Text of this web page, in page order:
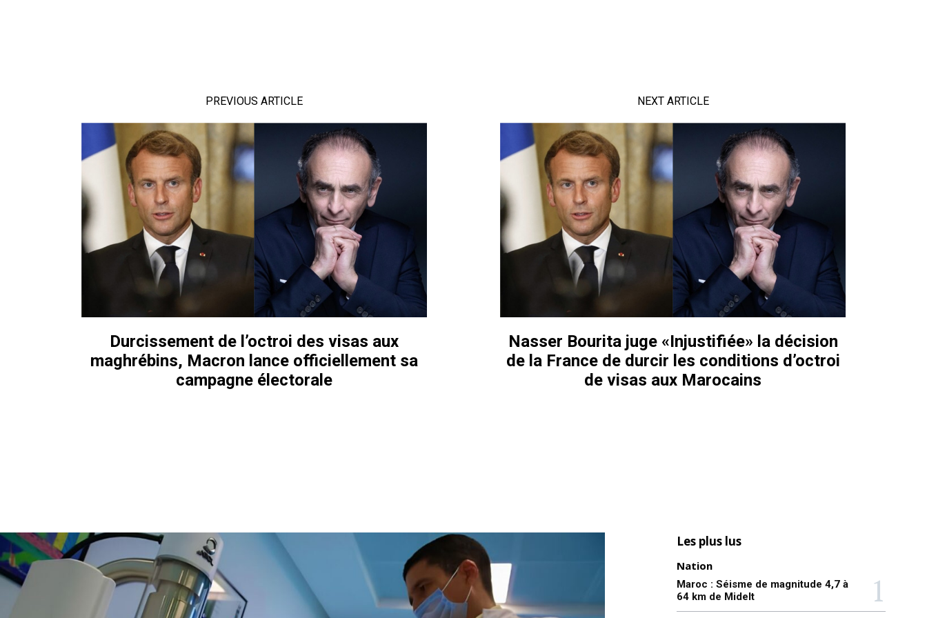
PREVIOUS ARTICLE
Durcissement de l’octroi des visas aux
maghrébins, Macron lance officiellement sa
campagne électorale
NEXT ARTICLE
Nasser Bourita juge «Injustifiée» la décision
de la France de durcir les conditions d’octroi
de visas aux Marocains